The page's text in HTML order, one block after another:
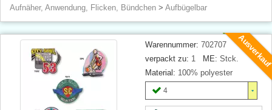
Aufnäher, Anwendung, Flicken, Bündchen > Aufbügelbar
Warennummer: 702707
verpackt zu: 1 ME: Stck.
Material: 100% polyester
4